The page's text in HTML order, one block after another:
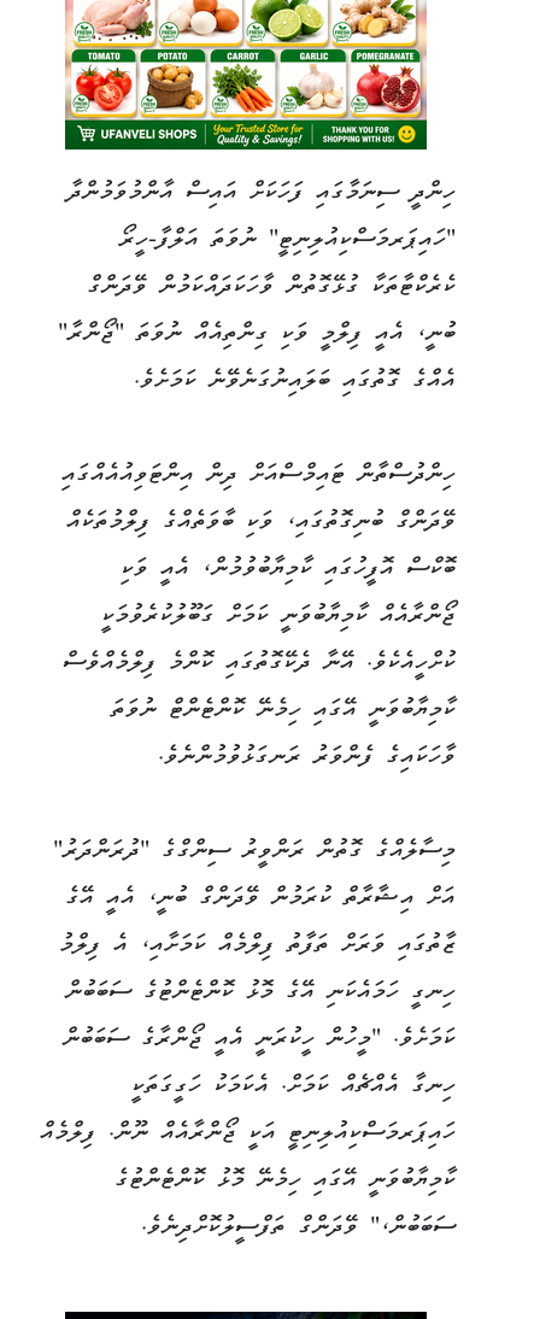
ހިންދީ ސިނަމާގައި ފަހަކަށް އައިސް އާންމުވަމުންދާ
"ހައިޕަރމަސްކިއުލިނިޓީ" ނުވަތަ އަލްފާ-ހީރޯ
ކެރެކްޓާތަކާ ގުޅޭގޮތުން ވާހަކަދައްކަމުން ވޭދަންގް
ބުނީ، އެއީ ފިލްމީ ވަކި ގިންތިއެއް ނުވަތަ "ޖޯންރާ"
އެއްގެ ގޮތުގައި ބަލައިނުގަނެވޭނެ ކަމަށެވެ.
ހިންދުސްތާން ޓައިމްސްއަށް ދިން އިންޓަވިއުއެއްގައި
ވޭދަންގް ބުނިގޮތުގައި، ވަކި ބާވަތެއްގެ ފިލްމުތަކެއް
ބޮކްސް އޮފީހުގައި ކާމިޔާބުވުމުން، އެއީ ވަކި
ޖޯންރާއެއް ކާމިޔާބުވަނީ ކަމަށް ގަބޫލުކުރެވުމަކީ
ކުށްހީއެކެވެ. އޭނާ ދެކޭގޮތުގައި ކޮންމެ ފިލްމެއްވެސް
ކާމިޔާބުވަނީ އޭގައި ހިމެނޭ ކޮންޓެންޓް ނުވަތަ
ވާހަކައިގެ ފެންވަރު ރަނގަޅުވުމުންނެވެ.
މިސާލެއްގެ ގޮތުން ރަންވީރު ސިންގްގެ "ދުރަންދަރު"
އަށް އިޝާރާތް ކުރަމުން ވޭދަންގް ބުނީ، އެއީ އޭގެ
ޒާތުގައި ވަރަށް ތަފާތު ފިލްމެއް ކަމަށާއި، އެ ފިލްމު
ހިނގީ ހަމައެކަނި އޭގެ މޮޅު ކޮންޓެންޓުގެ ސަބަބުން
ކަމަށެވެ. "މީހުން ހީކުރަނީ އެއީ ޖޯންރާގެ ސަބަބުން
ހިނގާ އެއްޗެއް ކަމަށް. އެކަމަކު ހަގީގަތަކީ
ހައިޕަރމަސްކިއުލިނިޓީ އަކީ ޖޯންރާއެއް ނޫން. ފިލްމެއް
ކާމިޔާބުވަނީ އޭގައި ހިމެނޭ މޮޅު ކޮންޓެންޓުގެ
ސަބަބުން،" ވޭދަންގް ތަފްސީލުކޮށްދިނެވެ.